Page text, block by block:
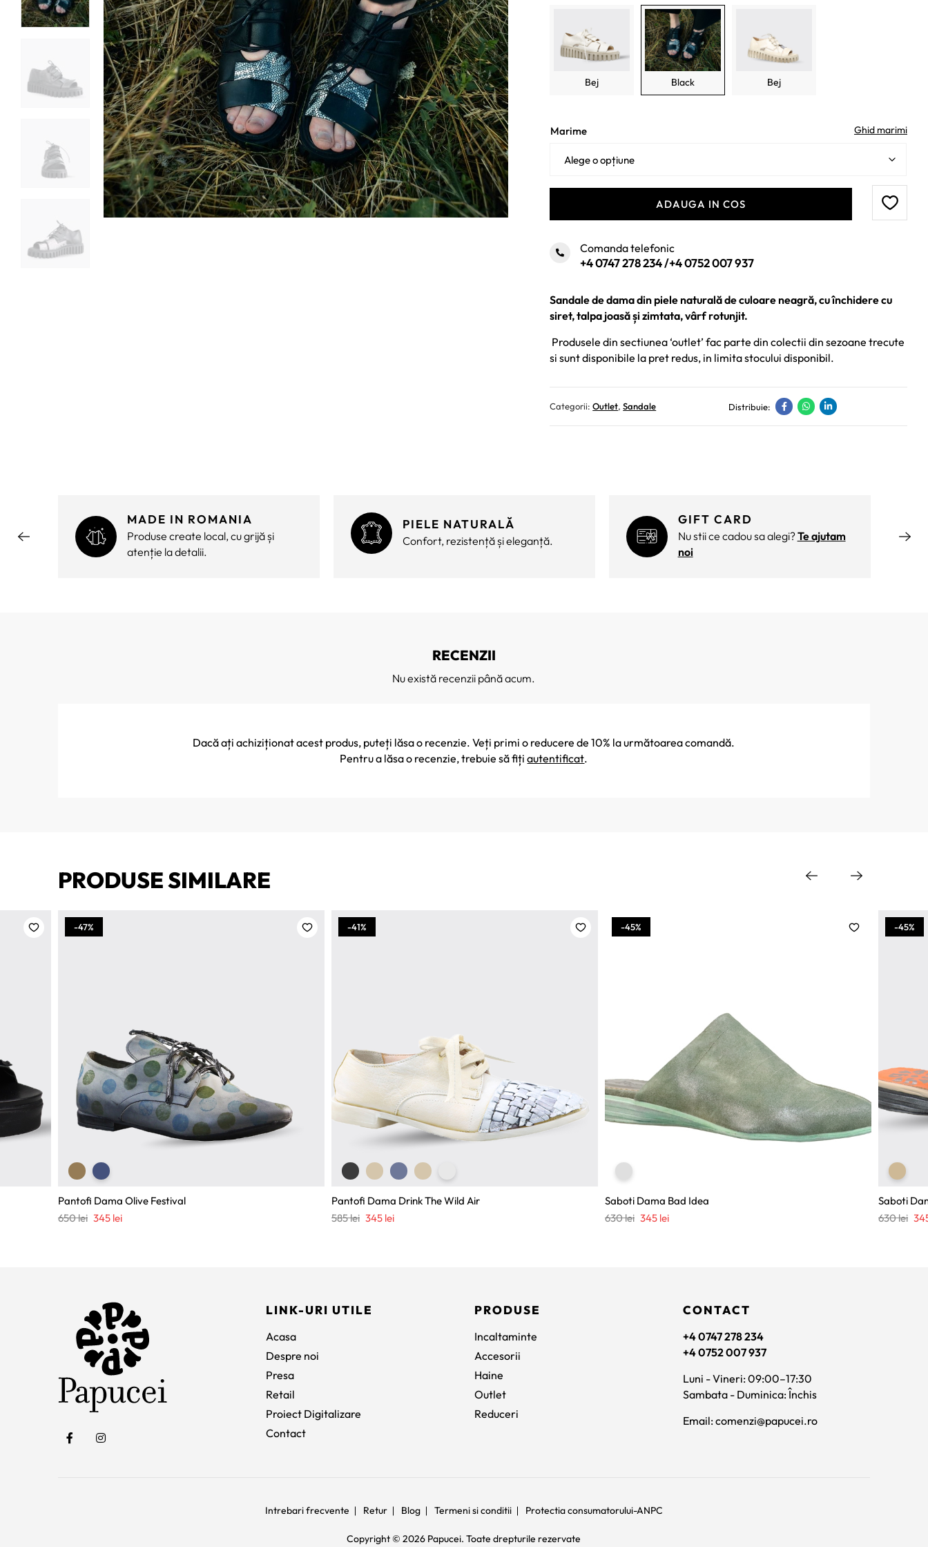
845 lei.
Bej Black Bej
Ghid marimi
Marime
ADAUGA IN COS
Comanda telefonic
+4 0747 278 234/+4 0752 007 937
Sandale de dama din piele naturală de culoare neagră, cu închidere cu
siret, talpa joasă și zimtata, vârf rotunjit.
Produsele din sectiunea ‘outlet’ fac parte din colectii din sezoane trecute
si sunt disponibile la pret redus, in limita stocului disponibil.
Categorii:Outlet,Sandale Distribuie:
MADE IN ROMANIA
Produse create local, cu grijă și
atenție la detalii.
PIELE NATURALĂ
Confort, rezistență și eleganță.
GIFT CARD
Nu stii ce cadou sa alegi?Te ajutam
noi
RECENZII
Nu există recenzii până acum.
Dacă ați achiziționat acest produs, puteți lăsa o recenzie. Veți primi o reducere de 10% la următoarea comandă.
Pentru a lăsa o recenzie, trebuie să fițiautentificat.
PRODUSE SIMILARE
-47%
Pantofi Dama Olive Festival
650lei Prețul
345 leiPrețul
-41%
Pantofi Dama Drink The Wild Air
585lei Prețul
345 leiPrețul
-45%
Saboti Dama Bad Idea
630lei Prețul
345 leiPrețul
-45%
Saboti
630lei
LINK-URI UTILE
Acasa
Despre noi
Presa
Retail
Proiect Digitalizare
Contact
PRODUSE
Incaltaminte
Accesorii
Haine
Outlet
Reduceri
CONTACT
+4 0747 278 234
+4 0752 007 937
Luni - Vineri: 09:00–17:30
Sambata - Duminica: Închis
Email: comenzi@papucei.ro
Intrebari frecvente Retur Blog Termeni si conditii Protectia consumatorului-ANPC
Copyright © 2026 Papucei. Toate drepturile rezervate